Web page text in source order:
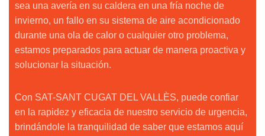
sea una avería en su caldera en una fría noche de
invierno, un fallo en su sistema de aire acondicionado
durante una ola de calor o cualquier otro problema,
estamos preparados para actuar de manera proactiva y
solucionar la situación.
Con SAT-SANT CUGAT DEL VALLÈS, puede confiar
en la rapidez y eficacia de nuestro servicio de urgencia,
brindándole la tranquilidad de saber que estamos aquí